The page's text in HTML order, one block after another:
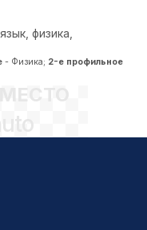
физика,
- Физика; 2-е профильное